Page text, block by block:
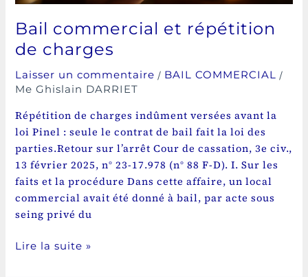
Bail commercial et répétition
de charges
Laisser un commentaire / BAIL COMMERCIAL /
Me Ghislain DARRIET
Répétition de charges indûment versées avant la
loi Pinel : seule le contrat de bail fait la loi des
parties.Retour sur l’arrêt Cour de cassation, 3e civ.,
13 février 2025, n° 23-17.978 (n° 88 F-D). I. Sur les
faits et la procédure Dans cette affaire, un local
commercial avait été donné à bail, par acte sous
seing privé du
Lire la suite »